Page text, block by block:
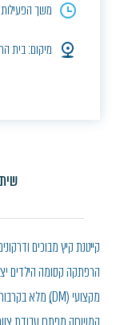
משך הפעילות: 270
מיקום: בית
קייטנת קיץ מבוכים
הרפתקה קסומה הילדים
מקצועי (DM), מלא בקרבות, חידות ודרקונים.